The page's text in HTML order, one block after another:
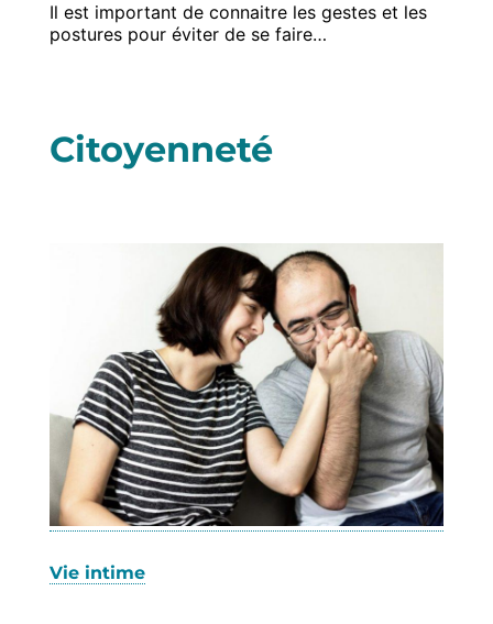
Il est important de connaitre les gestes et les
postures pour éviter de se faire…
Citoyenneté
Vie intime